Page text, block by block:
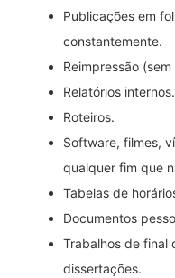
Publicações em
constantemente.
Reimpressão
Relatórios internos.
Roteiros.
Software, filmes,
qualquer fim que
Tabelas de
Documentos
Trabalhos de final
dissertações.